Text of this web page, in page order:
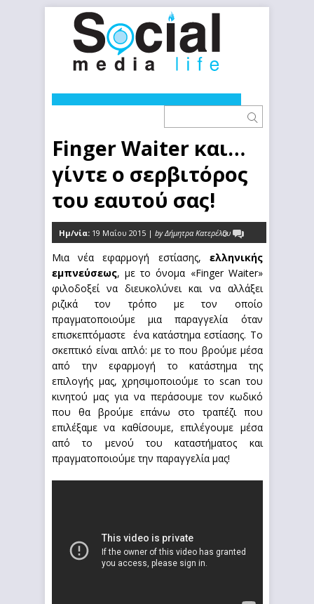
Finger Waiter και…
γίντε ο σερβιτόρος
του εαυτού σας!
Ημ/νία: 19 Μαΐου 2015 | by Δήμητρα Κατερέλου
0
Μια νέα εφαρμογή εστίασης, ελληνικής
εμπνεύσεως, με το όνομα «Finger Waiter»
φιλοδοξεί να διευκολύνει και να αλλάξει
ριζικά τον τρόπο με τον οποίο
πραγματοποιούμε μια παραγγελία όταν
επισκεπτόμαστε ένα κατάστημα εστίασης. Το
σκεπτικό είναι απλό: με το που βρούμε μέσα
από την εφαρμογή το κατάστημα της
επιλογής μας, χρησιμοποιούμε το scan του
κινητού μας για να περάσουμε τον κωδικό
που θα βρούμε επάνω στο τραπέζι που
επιλέξαμε να καθίσουμε, επιλέγουμε μέσα
από το μενού του καταστήματος και
πραγματοποιούμε την παραγγελία μας!